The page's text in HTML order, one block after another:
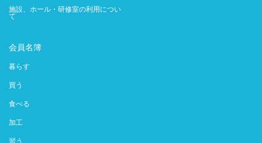
施設、ホール・研修室の利用につい
て
会員名簿
暮らす
買う
食べる
加工
習う